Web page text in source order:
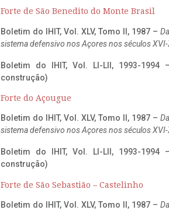
Forte de São Benedito do Monte Brasil
Boletim do IHIT, Vol. XLV, Tomo II, 1987 –
sistema defensivo nos Açores nos séculos
Boletim do IHIT, Vol. LI-LII, 1993-1994
construção)
Forte do Açougue
Boletim do IHIT, Vol. XLV, Tomo II, 1987 –
sistema defensivo nos Açores nos séculos
Boletim do IHIT, Vol. LI-LII, 1993-1994
construção)
Forte de São Sebastião – Castelinho
Boletim do IHIT, Vol. XLV, Tomo II, 1987 –